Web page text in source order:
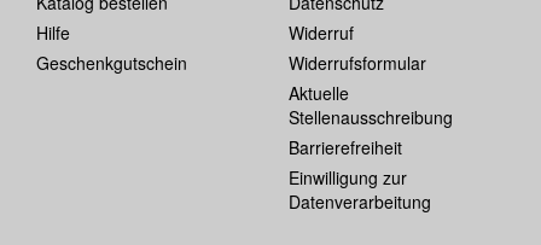
Hilfe
Geschenkgutschein
Widerruf
Widerrufsformular
Aktuelle
Stellenausschreibung
Barrierefreiheit
Einwilligung zur
Datenverarbeitung